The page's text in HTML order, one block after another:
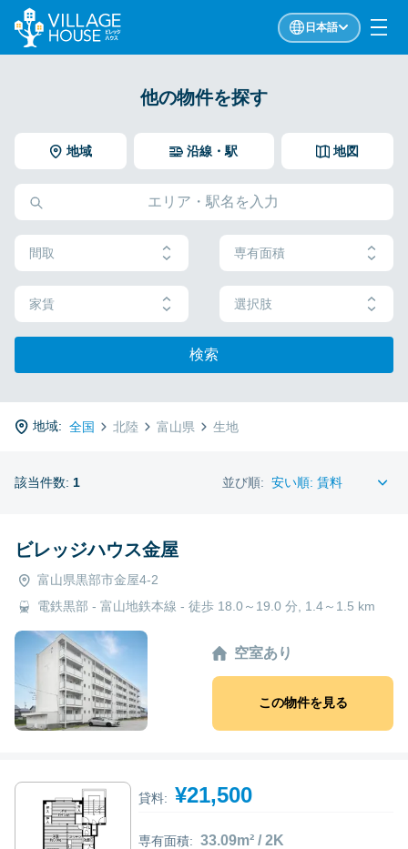
日本語
他の物件を探す
地域 地図
沿線・駅
間取 専有面積
家賃 選択肢
検索
地域: 全国 北陸 富山県 生地
該当件数: 1 並び順:
ビレッジハウス金屋
富山県黒部市金屋4-2
電鉄黒部 - 富山地鉄本線 - 徒歩 18.0～19.0 分, 1.4～1.5 km
空室あり
この物件を見る
貸料: ¥21,500
専有面積: 33.09m² / 2K